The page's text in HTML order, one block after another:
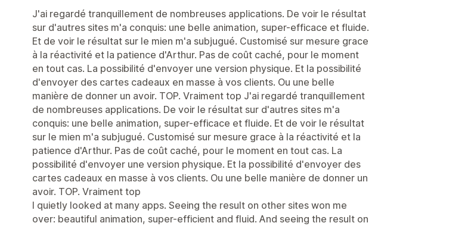
J'ai regardé tranquillement de nombreuses applications. De voir le résultat
sur d'autres sites m'a conquis: une belle animation, super-efficace et fluide.
Et de voir le résultat sur le mien m'a subjugué. Customisé sur mesure grace
à la réactivité et la patience d'Arthur. Pas de coût caché, pour le moment
en tout cas. La possibilité d'envoyer une version physique. Et la possibilité
d'envoyer des cartes cadeaux en masse à vos clients. Ou une belle
manière de donner un avoir. TOP. Vraiment top J'ai regardé tranquillement
de nombreuses applications. De voir le résultat sur d'autres sites m'a
conquis: une belle animation, super-efficace et fluide. Et de voir le résultat
sur le mien m'a subjugué. Customisé sur mesure grace à la réactivité et la
patience d'Arthur. Pas de coût caché, pour le moment en tout cas. La
possibilité d'envoyer une version physique. Et la possibilité d'envoyer des
cartes cadeaux en masse à vos clients. Ou une belle manière de donner un
avoir. TOP. Vraiment top
I quietly looked at many apps. Seeing the result on other sites won me
over: beautiful animation, super-efficient and fluid. And seeing the result on